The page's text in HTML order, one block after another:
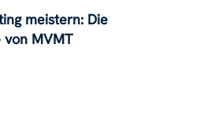
meistern: Die
von MVMT